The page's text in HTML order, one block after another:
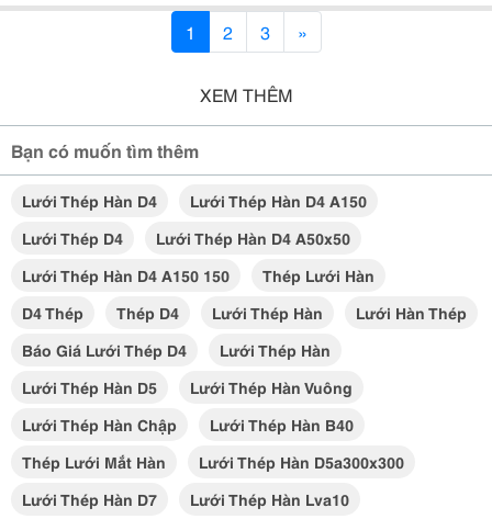
1 2 3 »
XEM THÊM
Bạn có muốn tìm thêm
Lưới Thép Hàn D4
Lưới Thép Hàn D4 A150
Lưới Thép D4
Lưới Thép Hàn D4 A50x50
Lưới Thép Hàn D4 A150 150
Thép Lưới Hàn
D4 Thép
Thép D4 Lưới Thép Hàn
Lưới Hàn Thép
Báo Giá Lưới Thép D4
Lưới Thép Hàn
Lưới Thép Hàn D5
Lưới Thép Hàn Vuông
Lưới Thép Hàn Chập
Lưới Thép Hàn B40
Thép Lưới Mắt Hàn
Lưới Thép Hàn D5a300x300
Lưới Thép Hàn D7
Lưới Thép Hàn Lva10